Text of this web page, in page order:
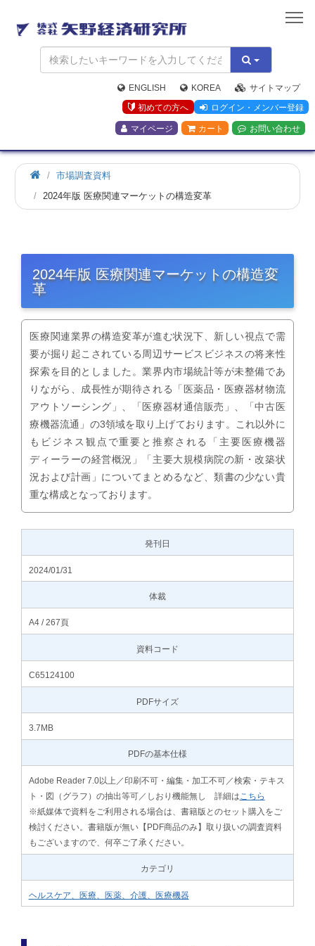
矢
野
経
済
研
究
所
ENGLISH KOREA
サイトマップ
初めての方へ
ログイン・メンバー登録
マイページ カート お問い合わせ
市場調査資料
2024年版 医療関連マーケットの構造変革
2024年版 医療関連マーケットの構造変
革
医療関連業界の構造変革が進む状況下、新しい視点で需
要が掘り起こされている周辺サービスビジネスの将来性
探索を目的としました。業界内市場統計等が未整備であ
りながら、成長性が期待される「医薬品・医療器材物流
アウトソーシング」、「医療器材通信販売」、「中古医
療機器流通」の3領域を取り上げております。これ以外に
もビジネス観点で重要と推察される「主要医療機器
ディーラーの経営概況」「主要大規模病院の新・改築状
況および計画」についてまとめるなど、類書の少ない貴
重な構成となっております。
発刊日
2024/01/31
体裁
A4 / 267頁
資料コード
C65124100
PDFサイズ
3.7MB
PDFの基本仕様
Adobe Reader 7.0以上／印刷不可・編集・加工不可／検索・テキス
ト・図（グラフ）の抽出等可／しおり機能無し 詳細は こちら
※紙媒体で資料をご利用される場合は、書籍版とのセット購入をご
検討ください。書籍版が無い【PDF商品のみ】取り扱いの調査資料
もございますので、何卒ご了承ください。
カテゴリ
ヘルスケア、医療、医薬、介護、医療機器